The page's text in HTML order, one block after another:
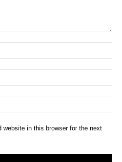
website in this browser for the next